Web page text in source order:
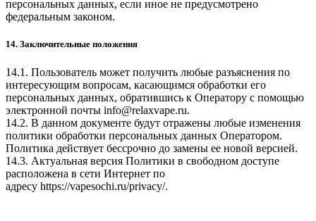
персональных данных, если иное не предусмотрено
федеральным законом.
14. Заключительные положения
14.1. Пользователь может получить любые разъяснения по
интересующим вопросам, касающимся обработки его
персональных данных, обратившись к Оператору с помощью
электронной почты info@relaxvape.ru.
14.2. В данном документе будут отражены любые изменения
политики обработки персональных данных Оператором.
Политика действует бессрочно до замены ее новой версией.
14.3. Актуальная версия Политики в свободном доступе
расположена в сети Интернет по
адресу https://vapesochi.ru/privacy/.